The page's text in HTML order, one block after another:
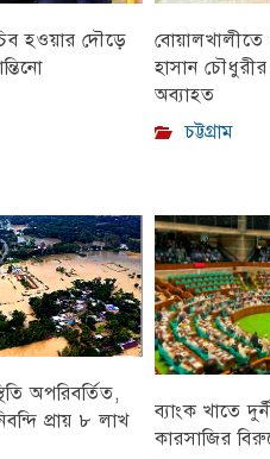
হওয়ার দৌড়ে
বোয়ালখালীতে
হাসান
অব্যাহত
চট্টগ্রাম
অপরিবর্তিত,
প্রায় ৮ লাখ
ব্যাংক খাতে
কারসাজির